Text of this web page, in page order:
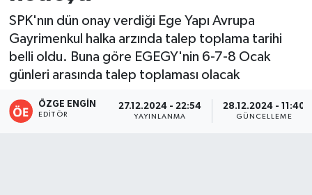
SPK'nın dün onay verdiği Ege Yapı Avrupa
Gayrimenkul halka arzında talep toplama tarihi
belli oldu. Buna göre EGEGY'nin 6-7-8 Ocak
günleri arasında talep toplaması olacak
ÖZGE ENGIN
EDITÖR
27.12.2024 - 22:54
YAYINLANMA
28.12.2024 - 11:40
GÜNCELLEME
Ekonomi
Son Dakika Haberleri
Haber Arşivi